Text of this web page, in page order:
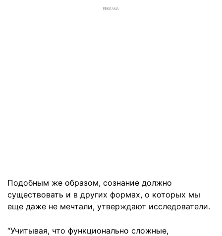
РЕКЛАМА
Подобным же образом, сознание должно
существовать и в других формах, о которых мы
еще даже не мечтали, утверждают исследователи.
“Учитывая, что функционально сложные,